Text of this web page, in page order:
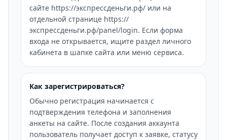
сайте https://экспрессденьги.рф/ или на
отдельной странице https://
экспрессденьги.рф/panel/login. Если форма
входа не открывается, ищите раздел личного
кабинета в шапке сайта или меню сервиса.
Как зарегистрироваться?
Обычно регистрация начинается с
подтверждения телефона и заполнения
анкеты на сайте. После создания аккаунта
пользователь получает доступ к заявке, статусу